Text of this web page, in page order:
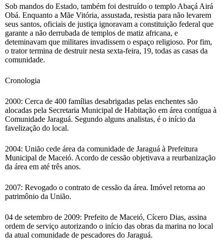
Sob mandos do Estado, também foi destruído o templo Abaçá Airá
Obá. Enquanto a Mãe Vitória, assustada, resistia para não levarem
seus santos, oficiais de justiça ignoravam a constituição federal que
garante a não derrubada de templos de matiz africana, e
deteminavam que militares invadissem o espaço religioso. Por fim,
o trator termina de destruir nesta sexta-feira, 19, todas as casas da
comunidade.
Cronologia
2000: Cerca de 400 famílias desabrigadas pelas enchentes são
alocadas pela Secretaria Municipal de Habitação em área contígua à
Comunidade Jaraguá. Segundo alguns analistas, é o início da
favelização do local.
2004: União cede área da comunidade de Jaraguá à Prefeitura
Municipal de Maceió. Acordo de cessão objetivava a reurbanização
da área em até três anos.
2007: Revogado o contrato de cessão da área. Imóvel retorna ao
patrimônio da União.
04 de setembro de 2009: Prefeito de Maceió, Cícero Dias, assina
ordem de serviço autorizando o início das obras da marina no local
da atual comunidade de pescadores do Jaraguá.